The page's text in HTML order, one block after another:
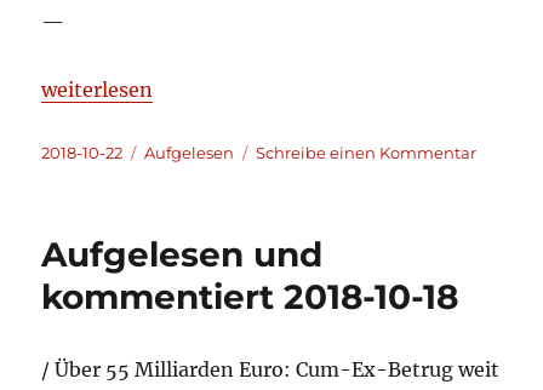
—
„Aufgelesen und kommentiert 2018-10-22“
weiterlesen
Veröffentlicht
2018-10-22 Kategorien
Aufgelesen Schreibe einen Kommentarzu
Aufgelesen und
kommentiert 2018-10-18
/ Über 55 Milliarden Euro: Cum-Ex-Betrug weit